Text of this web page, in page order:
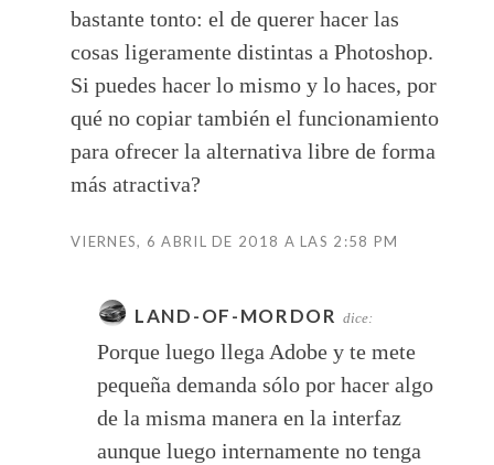
bastante tonto: el de querer hacer las
cosas ligeramente distintas a Photoshop.
Si puedes hacer lo mismo y lo haces, por
qué no copiar también el funcionamiento
para ofrecer la alternativa libre de forma
más atractiva?
VIERNES, 6 ABRIL DE 2018 A LAS 2:58 PM
LAND-OF-MORDOR dice:
Porque luego llega Adobe y te mete
pequeña demanda sólo por hacer algo
de la misma manera en la interfaz
aunque luego internamente no tenga